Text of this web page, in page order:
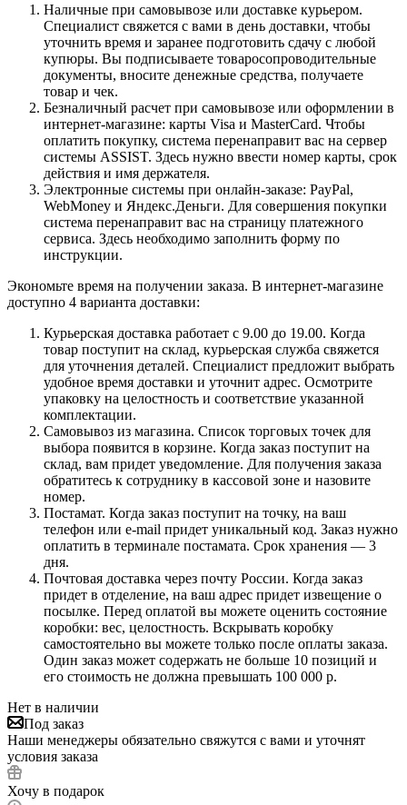
Наличные при самовывозе или доставке курьером.
Специалист свяжется с вами в день доставки, чтобы
уточнить время и заранее подготовить сдачу с любой
купюры. Вы подписываете товаросопроводительные
документы, вносите денежные средства, получаете
товар и чек.
Безналичный расчет при самовывозе или оформлении в
интернет-магазине: карты Visa и MasterCard. Чтобы
оплатить покупку, система перенаправит вас на сервер
системы ASSIST. Здесь нужно ввести номер карты, срок
действия и имя держателя.
Электронные системы при онлайн-заказе: PayPal,
WebMoney и Яндекс.Деньги. Для совершения покупки
система перенаправит вас на страницу платежного
сервиса. Здесь необходимо заполнить форму по
инструкции.
Экономьте время на получении заказа. В интернет-магазине
доступно 4 варианта доставки:
Курьерская доставка работает с 9.00 до 19.00. Когда
товар поступит на склад, курьерская служба свяжется
для уточнения деталей. Специалист предложит выбрать
удобное время доставки и уточнит адрес. Осмотрите
упаковку на целостность и соответствие указанной
комплектации.
Самовывоз из магазина. Список торговых точек для
выбора появится в корзине. Когда заказ поступит на
склад, вам придет уведомление. Для получения заказа
обратитесь к сотруднику в кассовой зоне и назовите
номер.
Постамат. Когда заказ поступит на точку, на ваш
телефон или e-mail придет уникальный код. Заказ нужно
оплатить в терминале постамата. Срок хранения — 3
дня.
Почтовая доставка через почту России. Когда заказ
придет в отделение, на ваш адрес придет извещение о
посылке. Перед оплатой вы можете оценить состояние
коробки: вес, целостность. Вскрывать коробку
самостоятельно вы можете только после оплаты заказа.
Один заказ может содержать не больше 10 позиций и
его стоимость не должна превышать 100 000 р.
Нет в наличии
Под заказ
Наши менеджеры обязательно свяжутся с вами и уточнят
условия заказа
Хочу в подарок